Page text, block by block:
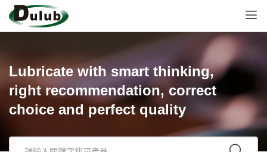
Lubricate with smart thinking,
right recommendation, correct
choice and perfect quality